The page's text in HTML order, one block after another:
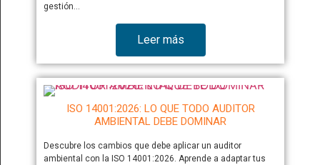
gestión…
Leer más
ISO 14001:2026: LO QUE TODO AUDITOR
AMBIENTAL DEBE DOMINAR
Descubre los cambios que debe aplicar un auditor
ambiental con la ISO 14001:2026. Aprende a adaptar tus